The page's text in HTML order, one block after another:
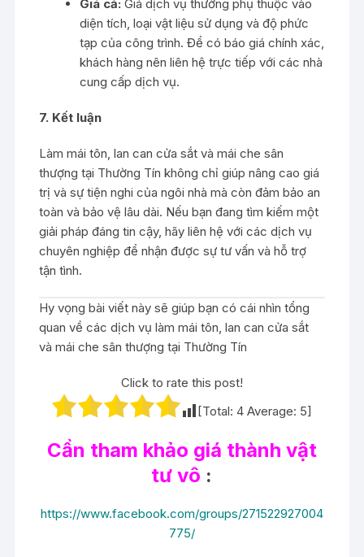
Giá cả: Giá dịch vụ thường phụ thuộc vào
diện tích, loại vật liệu sử dụng và độ phức
tạp của công trình. Để có báo giá chính xác,
khách hàng nên liên hệ trực tiếp với các nhà
cung cấp dịch vụ.
7. Kết luận
Làm mái tôn, lan can cửa sắt và mái che sân
thượng tại Thường Tín không chỉ giúp nâng cao giá
trị và sự tiện nghi của ngôi nhà mà còn đảm bảo an
toàn và bảo vệ lâu dài. Nếu bạn đang tìm kiếm một
giải pháp đáng tin cậy, hãy liên hệ với các dịch vụ
chuyên nghiệp để nhận được sự tư vấn và hỗ trợ
tận tình.
Hy vọng bài viết này sẽ giúp bạn có cái nhìn tổng
quan về các dịch vụ làm mái tôn, lan can cửa sắt
và mái che sân thượng tại Thường Tín
Click to rate this post!
[Total:4 Average: 5]
Cần tham khảo giá thành vật
tư vô :
https://www.facebook.com/groups/271522927004
775/